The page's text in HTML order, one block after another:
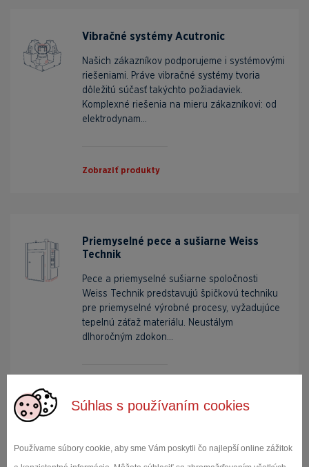
Súhlas s používaním cookies
Používame súbory cookie, aby sme Vám poskytli čo najlepší online zážitok
Vibračné systémy Acutronic
Našich zákazníkov podporujeme i systémovými
riešeniami. Práve vibračné systémy tvoria
dôležitú súčasť takýchto požiadaviek.
Komplexné riešenia na mieru zákazníkovi: od
elektrodynam...
Zobraziť produkty
Priemyselné pece a sušiarne Weiss
Technik
Pece a priemyselné sušiarne spoločnosti
Weiss Technik predstavujú špičkovú techniku
pre priemyselné výrobné procesy, vyžadujúce
tepelnú záťaž materiálu. Neustálym
dlhoročným zdokon...
Všetky kategórie